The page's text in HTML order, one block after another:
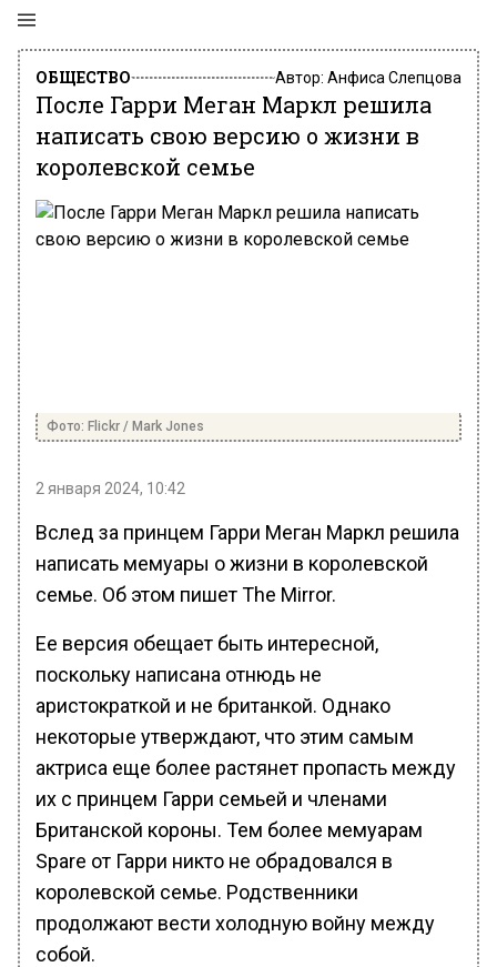
ОБЩЕСТВО Автор: Анфиса Слепцова
После Гарри Меган Маркл решила
написать свою версию о жизни в
королевской семье
Фото: Flickr / Mark Jones
2 января 2024, 10:42
Вслед за принцем Гарри Меган Маркл решила
написать мемуары о жизни в королевской
семье. Об этом пишет The Mirror.
Ее версия обещает быть интересной,
поскольку написана отнюдь не
аристократкой и не британкой. Однако
некоторые утверждают, что этим самым
актриса еще более растянет пропасть между
их с принцем Гарри семьей и членами
Британской короны. Тем более мемуарам
Spare от Гарри никто не обрадовался в
королевской семье. Родственники
продолжают вести холодную войну между
собой.